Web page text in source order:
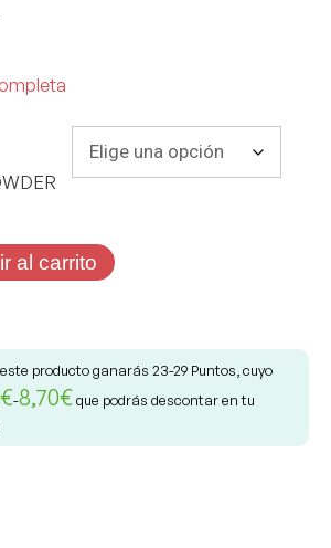
al carrito
producto ganarás 23-29 Puntos, cuyo
€-8,70€que podrás descontar en tu